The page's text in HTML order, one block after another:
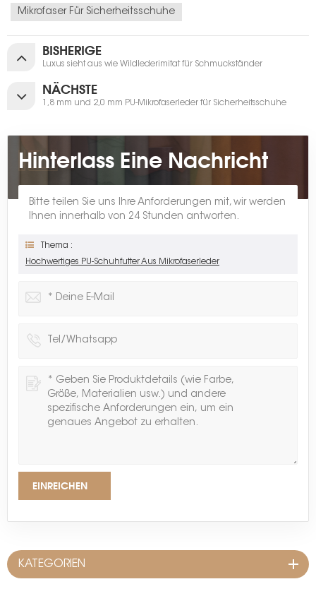
Mikrofaser Für Sicherheitsschuhe
BISHERIGE
Luxus sieht aus wie Wildlederimitat für Schmuckständer
NÄCHSTE
1,8 mm und 2,0 mm PU-Mikrofaserleder für Sicherheitsschuhe
Hinterlass Eine Nachricht
Bitte teilen Sie uns Ihre Anforderungen mit, wir werden
Ihnen innerhalb von 24 Stunden antworten.
Thema :
Hochwertiges PU-Schuhfutter Aus Mikrofaserleder
EINREICHEN
KATEGORIEN